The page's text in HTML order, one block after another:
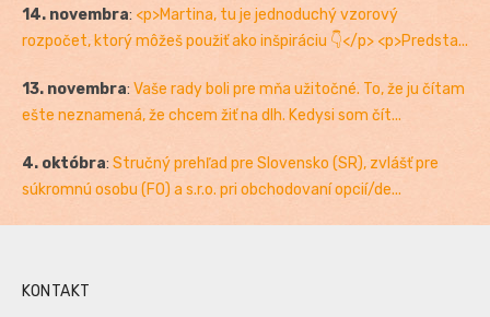
14. novembra: <p>Martina, tu je jednoduchý vzorový
rozpočet, ktorý môžeš použiť ako inšpiráciu 👇</p> <p>Predsta...
13. novembra: Vaše rady boli pre mňa užitočné. To, že ju čítam
ešte neznamená, že chcem žiť na dlh. Kedysi som čít...
4. októbra: Stručný prehľad pre Slovensko (SR), zvlášť pre
súkromnú osobu (FO) a s.r.o. pri obchodovaní opcií/de...
KONTAKT